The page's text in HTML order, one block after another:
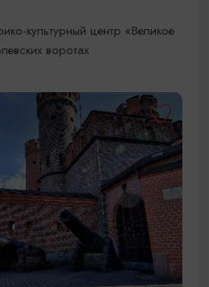
культурный центр «Великое
воротах